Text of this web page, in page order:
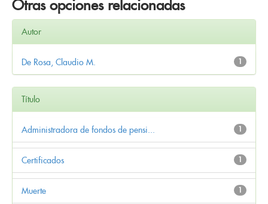
Otras opciones relacionadas
Autor
1
De Rosa, Claudio M.
Título
1
Administradora de fondos de pensi...
1
Certificados
1
Muerte